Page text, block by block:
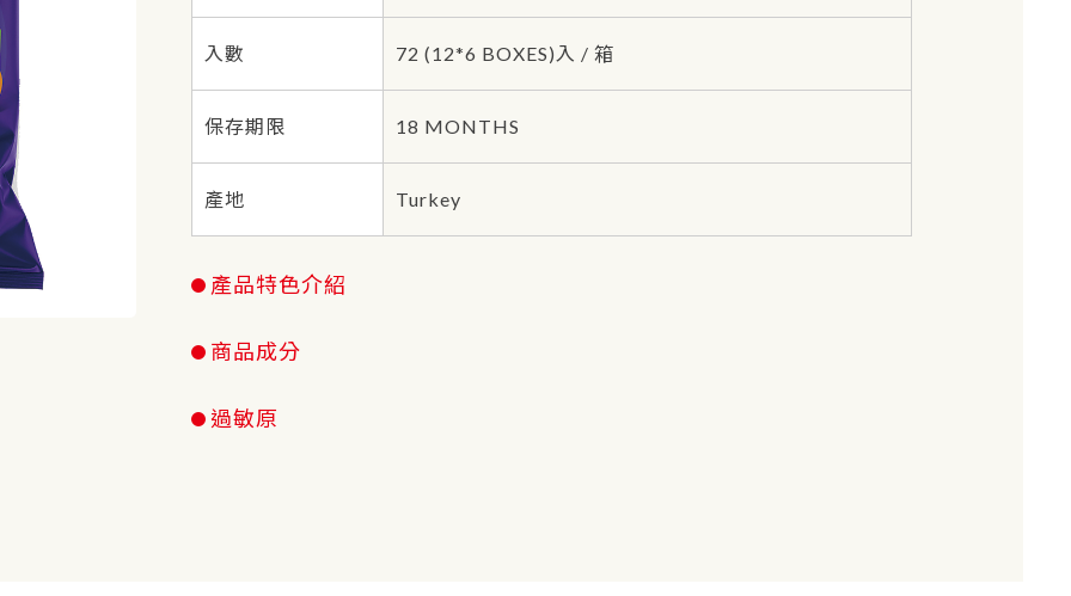
入數 72 (12*6 BOXES)入 / 箱
保存期限 18 MONTHS
產地 Turkey
產品特色介紹
商品成分
過敏原